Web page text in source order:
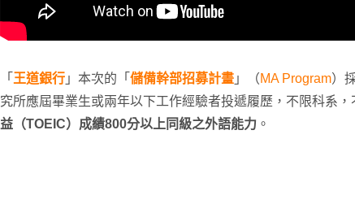
「 王道銀行 」本次的「 儲備幹部招募計畫 」（MA Program）
究所應屆畢業生或兩年以下工作經驗者投遞履歷，不限科系，
益（TOEIC）成績800分以上同級之外語能力 。